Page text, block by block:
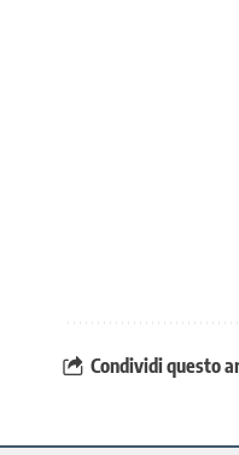
Condividi questo